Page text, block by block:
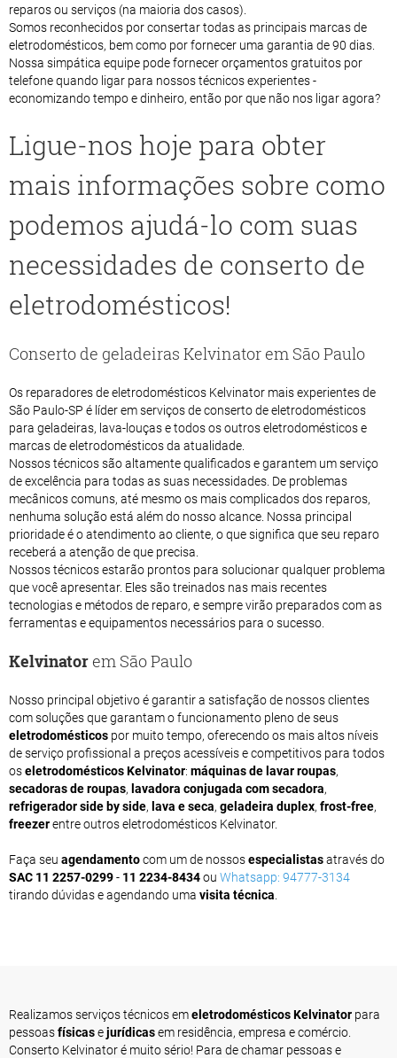
reparos ou serviços (na maioria dos casos).
Somos reconhecidos por consertar todas as principais marcas de
eletrodomésticos, bem como por fornecer uma garantia de 90 dias.
Nossa simpática equipe pode fornecer orçamentos gratuitos por
telefone quando ligar para nossos técnicos experientes -
economizando tempo e dinheiro, então por que não nos ligar agora?
Ligue-nos hoje para obter
mais informações sobre como
podemos ajudá-lo com suas
necessidades de conserto de
eletrodomésticos!
Conserto de geladeiras Kelvinator em São Paulo
Os reparadores de eletrodomésticos Kelvinator mais experientes de
São Paulo-SP é líder em serviços de conserto de eletrodomésticos
para geladeiras, lava-louças e todos os outros eletrodomésticos e
marcas de eletrodomésticos da atualidade.
Nossos técnicos são altamente qualificados e garantem um serviço
de excelência para todas as suas necessidades. De problemas
mecânicos comuns, até mesmo os mais complicados dos reparos,
nenhuma solução está além do nosso alcance. Nossa principal
prioridade é o atendimento ao cliente, o que significa que seu reparo
receberá a atenção de que precisa.
Nossos técnicos estarão prontos para solucionar qualquer problema
que você apresentar. Eles são treinados nas mais recentes
tecnologias e métodos de reparo, e sempre virão preparados com as
ferramentas e equipamentos necessários para o sucesso.
Kelvinator em São Paulo
Nosso principal objetivo é garantir a satisfação de nossos clientes
com soluções que garantam o funcionamento pleno de seus
eletrodomésticos por muito tempo, oferecendo os mais altos níveis
de serviço profissional a preços acessíveis e competitivos para todos
oseletrodomésticos Kelvinator: máquinas de lavar roupas,
secadoras de roupas, lavadora conjugada com secadora,
refrigerador side by side, lava e seca, geladeira duplex, frost-free,
freezerentre outros eletrodomésticos Kelvinator.
Faça seu agendamentocom um de nossosespecialistasatravés do
SAC 11 2257-0299- 11 2234-8434ou Whatsapp: 94777-3134
tirando dúvidas e agendando uma visita técnica
Realizamos serviços técnicos emeletrodomésticos Kelvinator para
pessoasfísicasejurídicasem residência, empresa e comércio.
Conserto Kelvinator é muito sério! Para de chamar pessoas e